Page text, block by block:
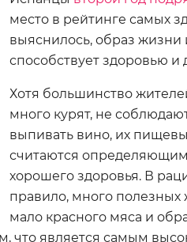
место в рейтинге самых
выяснилось, образ жизни
способствует здоровью и
Хотя большинство
много курят, не
выпивать вино, их
считаются
хорошего здоровья. В
правило, много
мало красного мяса и
что является самым